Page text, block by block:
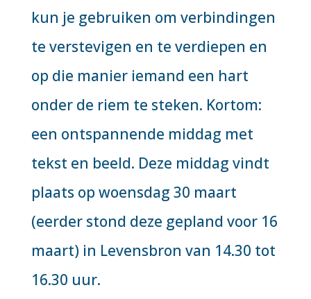
kun je gebruiken om verbindingen
te verstevigen en te verdiepen en
op die manier iemand een hart
onder de riem te steken. Kortom:
een ontspannende middag met
tekst en beeld. Deze middag vindt
plaats op woensdag 30 maart
(eerder stond deze gepland voor 16
maart) in Levensbron van 14.30 tot
16.30 uur.